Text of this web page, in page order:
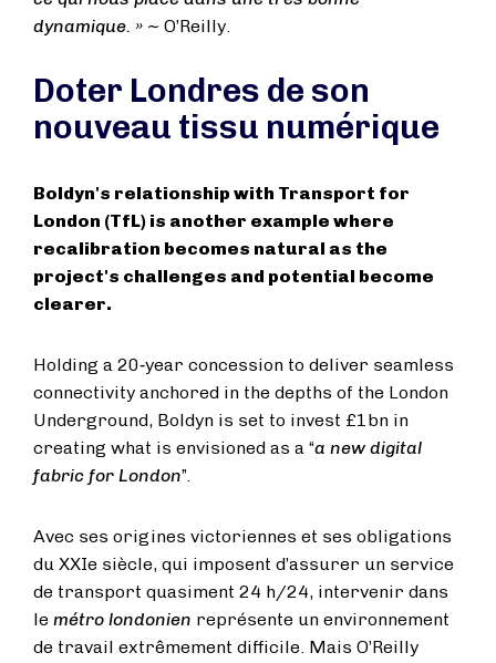
dynamique. » ~ O’Reilly.
Doter Londres de son
nouveau tissu numérique
Boldyn's relationship with Transport for
London (TfL) is another example where
recalibration becomes natural as the
project's challenges and potential become
clearer.
Holding a 20‑year concession to deliver seamless
connectivity anchored in the depths of the London
Underground, Boldyn is set to invest £1bn in
creating what is envisioned as a “a new digital
fabric for London”.
Avec ses origines victoriennes et ses obligations
du XXIe siècle, qui imposent d’assurer un service
de transport quasiment 24 h/24, intervenir dans
le métro londonien représente un environnement
de travail extrêmement difficile. Mais O’Reilly